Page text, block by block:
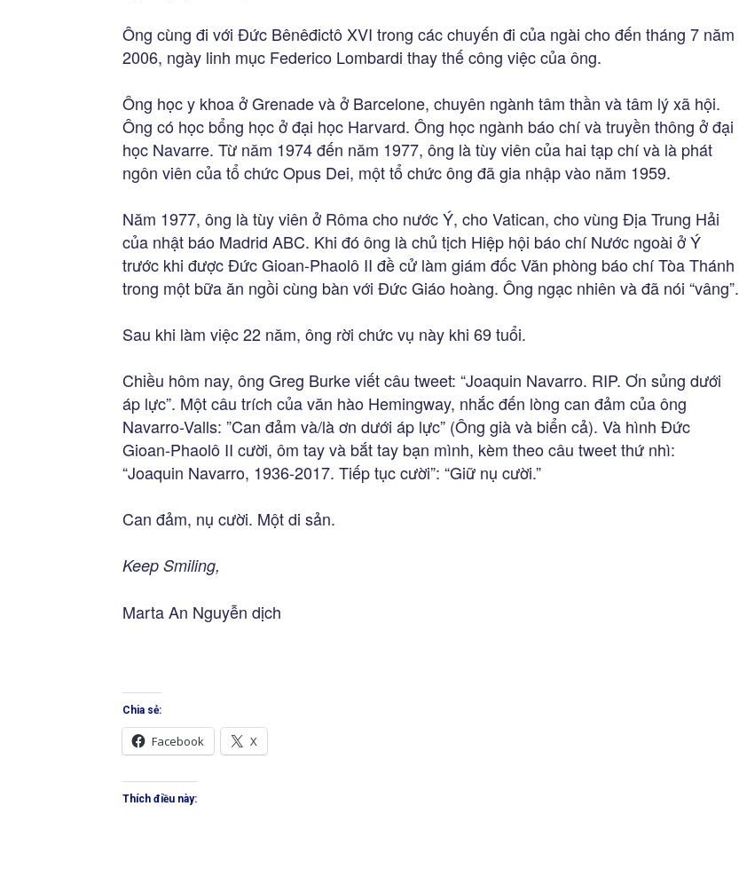
Ông cùng đi với Đức Bênêđictô XVI trong các chuyến đi của ngài cho đến tháng 7 năm
2006, ngày linh mục Federico Lombardi thay thế công việc của ông.
Ông học y khoa ở Grenade và ở Barcelone, chuyên ngành tâm thần và tâm lý xã hội.
Ông có học bổng học ở đại học Harvard. Ông học ngành báo chí và truyền thông ở đại
học Navarre. Từ năm 1974 đến năm 1977, ông là tùy viên của hai tạp chí và là phát
ngôn viên của tổ chức Opus Dei, một tổ chức ông đã gia nhập vào năm 1959.
Năm 1977, ông là tùy viên ở Rôma cho nước Ý, cho Vatican, cho vùng Địa Trung Hải
của nhật báo Madrid ABC. Khi đó ông là chủ tịch Hiệp hội báo chí Nước ngoài ở Ý
trước khi được Đức Gioan-Phaolô II đề cử làm giám đốc Văn phòng báo chí Tòa Thánh
trong một bữa ăn ngồi cùng bàn với Đức Giáo hoàng. Ông ngạc nhiên và đã nói “vâng”.
Sau khi làm việc 22 năm, ông rời chức vụ này khi 69 tuổi.
Chiều hôm nay, ông Greg Burke viết câu tweet: “Joaquin Navarro. RIP. Ơn sủng dưới
áp lực”. Một câu trích của văn hào Hemingway, nhắc đến lòng can đảm của ông
Navarro-Valls: ”Can đảm và/là ơn dưới áp lực” (Ông già và biển cả). Và hình Đức
Gioan-Phaolô II cười, ôm tay và bắt tay bạn mình, kèm theo câu tweet thứ nhì:
“Joaquin Navarro, 1936-2017. Tiếp tục cười”: “Giữ nụ cười.”
Can đảm, nụ cười. Một di sản.
Keep Smiling,
Marta An Nguyễn dịch
Chia sẻ:
Facebook X
Thích điều này: